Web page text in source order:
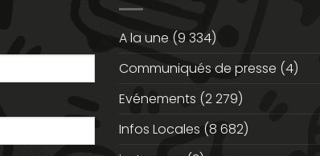
A la une (9 334)
Communiqués de presse (4)
Evénements (2 279)
Infos Locales (8 682)